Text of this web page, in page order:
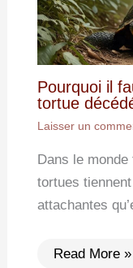
Pourquoi il
tortue
Laisser un
Dans le
tortues
attachantes
Read More »